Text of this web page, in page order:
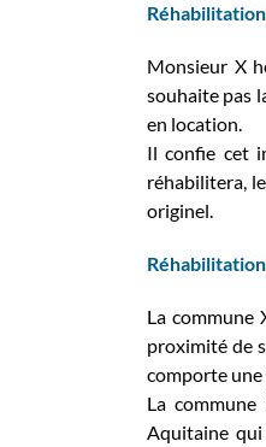
Monsieur X
souhaite pas
en location.
Il confie cet
réhabilitera,
originel.
La commune
proximité de
comporte
La
Aquitaine qui